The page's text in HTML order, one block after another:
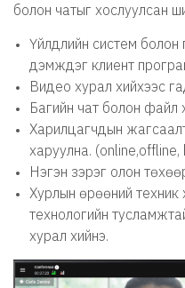
болон чатыг хослуулсан
Үйлдлийн систем
дэмждэг клиент
Видео хурал хийхээс
Багийн чат болон файл
Харилцагчдын
харуулна. (online,offline,
Нэгэн зэрэг олон
Хурлын өрөөний
технологийн
хурал хийнэ.